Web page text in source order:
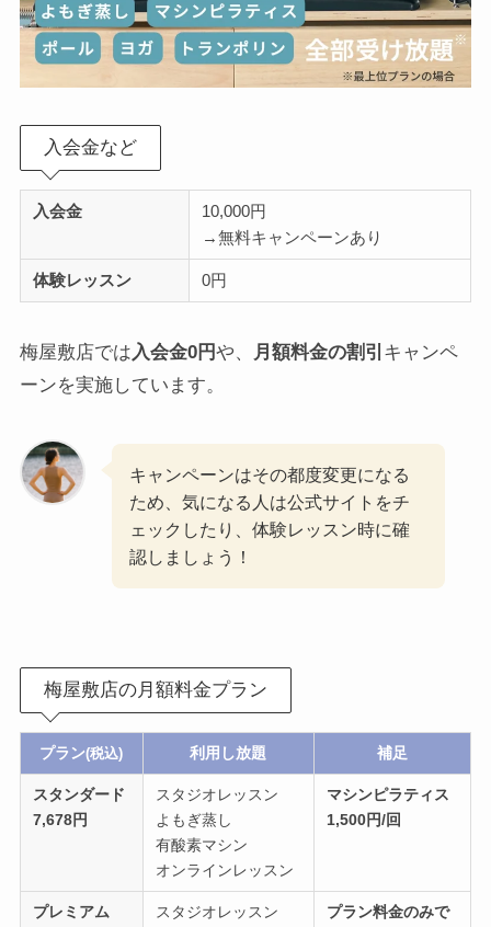
入会金など
入会金
10,000円
→無料キャンペーンあり
体験レッスン 0円
梅屋敷店では 入会金0円や、 月額料金の割引 キャンペ
ーンを実施しています。
キャンペーンはその都度変更になる
ため、気になる人は公式サイトをチ
ェックしたり、体験レッスン時に確
認しましょう！
梅屋敷店の月額料金プラン
プラン(税込) 利用し放題 補足
スタンダード
7,678円
スタジオレッスン
よもぎ蒸し
有酸素マシン
オンラインレッスン
マシンピラティス
1,500円/回
プレミアム
スタジオレッスン
プラン料金のみで